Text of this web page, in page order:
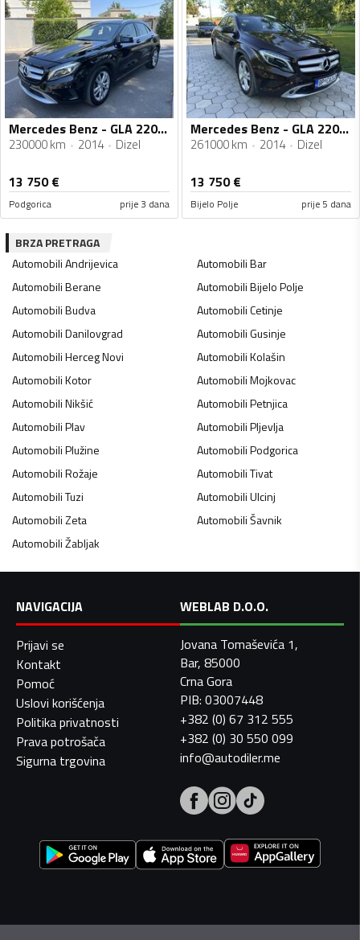
Mercedes Benz - GLA 220 - 2,2
230000 km 2014 Dizel
13 750€
Podgorica prije 3 dana
Mercedes Benz - GLA 220 - 2.2
261000 km 2014 Dizel
13 750€
Bijelo Polje prije 5 dana
BRZA PRETRAGA
AutomobiliAndrijevica AutomobiliBar
AutomobiliBerane AutomobiliBijelo Polje
AutomobiliBudva AutomobiliCetinje
AutomobiliDanilovgrad AutomobiliGusinje
AutomobiliHerceg Novi AutomobiliKolašin
AutomobiliKotor AutomobiliMojkovac
AutomobiliNikšić AutomobiliPetnjica
AutomobiliPlav AutomobiliPljevlja
AutomobiliPlužine AutomobiliPodgorica
AutomobiliRožaje AutomobiliTivat
AutomobiliTuzi AutomobiliUlcinj
AutomobiliZeta AutomobiliŠavnik
AutomobiliŽabljak
NAVIGACIJA
Prijavi se
Kontakt
Pomoć
Uslovi korišćenja
Politika privatnosti
Prava potrošača
Sigurna trgovina
WEBLAB D.O.O.
Jovana Tomaševića 1,
Bar, 85000
Crna Gora
PIB: 03007448
+382 (0) 67 312 555
+382 (0) 30 550 099
info@autodiler.me